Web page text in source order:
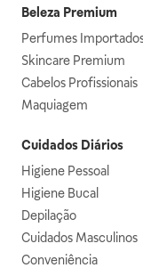
Beleza Premium
Perfumes
Skincare Premium
Cabelos Profissionais
Maquiagem
Cuidados Diários
Higiene Pessoal
Higiene Bucal
Depilação
Cuidados Masculinos
Conveniência